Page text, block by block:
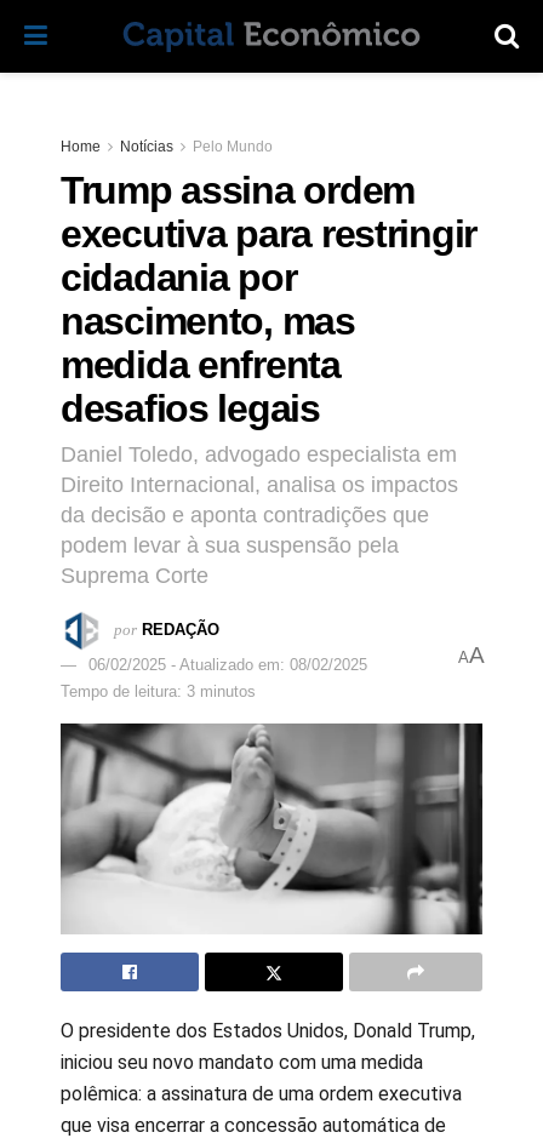
Home Notícias Pelo Mundo
Trump assina ordem
executiva para restringir
cidadania por
nascimento, mas
medida enfrenta
desafios legais
Daniel Toledo, advogado especialista em
Direito Internacional, analisa os impactos
da decisão e aponta contradições que
podem levar à sua suspensão pela
Suprema Corte
por REDAÇÃO
06/02/2025 - Atualizado em: 08/02/2025
Tempo de leitura: 3 minutos
AA
O presidente dos Estados Unidos, Donald Trump,
iniciou seu novo mandato com uma medida
polêmica: a assinatura de uma ordem executiva
que visa encerrar a concessão automática de